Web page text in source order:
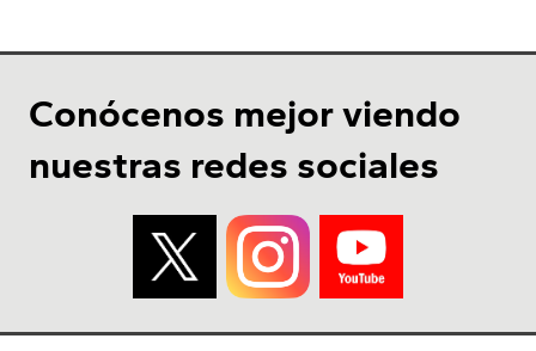
Conócenos mejor viendo
nuestras redes sociales